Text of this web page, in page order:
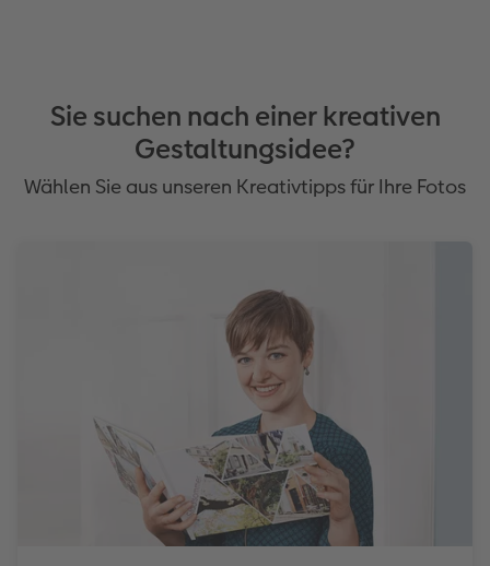
Sie suchen nach einer kreativen
Gestaltungsidee?
Wählen Sie aus unseren Kreativtipps für Ihre Fotos